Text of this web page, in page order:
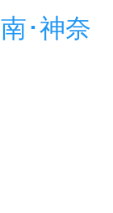
･神奈